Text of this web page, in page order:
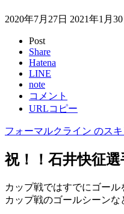
2020年7月27日 2021年1月30
Post
Share
Hatena
LINE
note
コメント
URLコピー
フォーマルクライン のス
祝！！石井快征
カップ戦ではすでにゴー
カップ戦のゴールシーンな